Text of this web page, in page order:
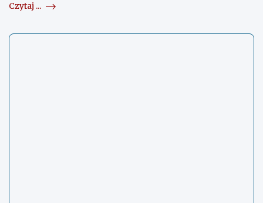
Czytaj ...